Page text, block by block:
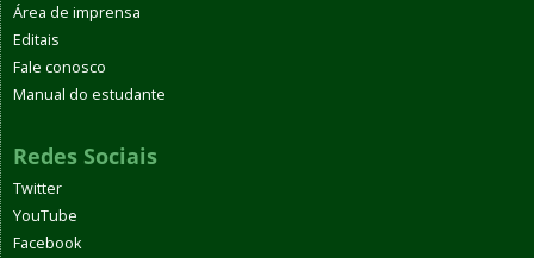
Área de imprensa
Editais
Fale conosco
Manual do estudante
Redes Sociais
Twitter
YouTube
Facebook